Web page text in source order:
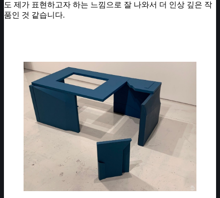
도 제가 표현하고자 하는 느낌으로 잘 나와서 더 인상 깊은 작
품인 것 같습니다.